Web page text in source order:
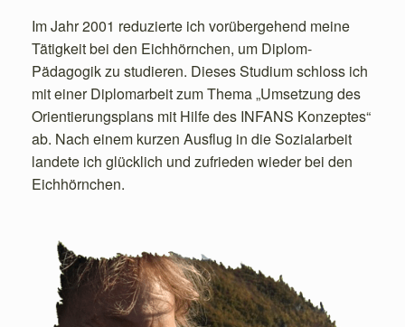
Im Jahr 2001 reduzierte ich vorübergehend meine
Tätigkeit bei den Eichhörnchen, um Diplom-
Pädagogik zu studieren. Dieses Studium schloss ich
mit einer Diplomarbeit zum Thema „Umsetzung des
Orientierungsplans mit Hilfe des INFANS Konzeptes“
ab. Nach einem kurzen Ausflug in die Sozialarbeit
landete ich glücklich und zufrieden wieder bei den
Eichhörnchen.